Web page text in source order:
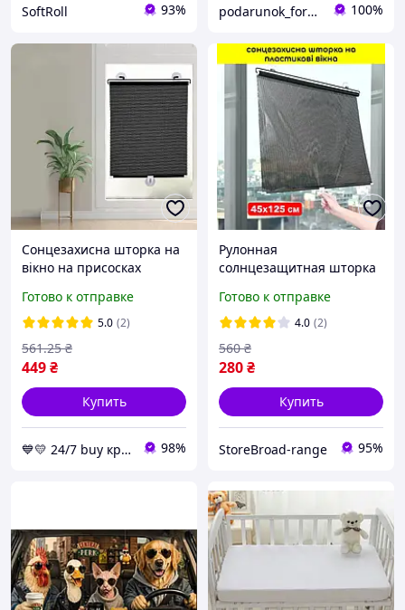
SoftRoll 93% podarunok_for_auto 100%
Сонцезахисна шторка на
вікно на присосках
125х40 см., захисна
шторка від сонця
Готово к отправке
5.0 (2)
449₴
561.25 ₴
Купить
💙💛 24/7 buy круглосуточный магазин с топовыми товарами 👌％🚚 ⤵ 98%
Рулонная
солнцезащитная шторка
45х125 см, Рулонные
шторы на присосках от
солнца для пластиковых
окон. Черная
Готово к отправке
4.0 (2)
280₴
560 ₴
Купить
StoreBroad-range 95%